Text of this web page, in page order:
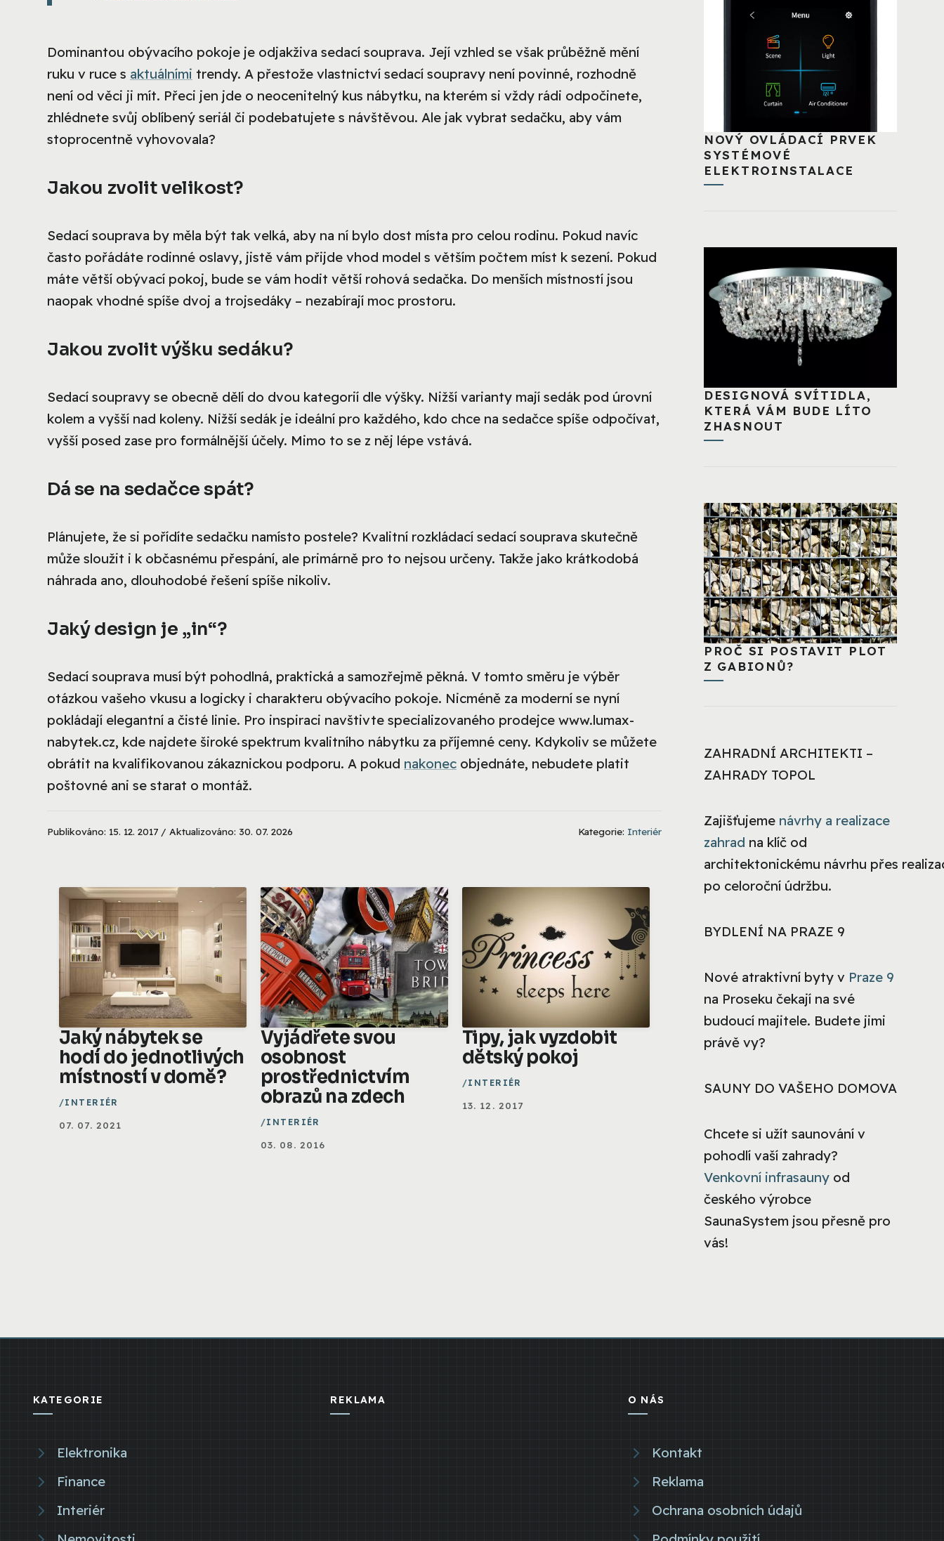
Dominantou obývacího pokoje je odjakživa sedací souprava. Její vzhled se však průběžně mění
ruku v ruce s aktuálními trendy. A přestože vlastnictví sedací soupravy není povinné, rozhodně
není od věci ji mít. Přeci jen jde o neocenitelný kus nábytku, na kterém si vždy rádi odpočinete,
zhlédnete svůj oblíbený seriál či podebatujete s návštěvou. Ale jak vybrat sedačku, aby vám
stoprocentně vyhovovala?
Jakou zvolit velikost?
Sedací souprava by měla být tak velká, aby na ní bylo dost místa pro celou rodinu. Pokud navíc
často pořádáte rodinné oslavy, jistě vám přijde vhod model s větším počtem míst k sezení. Pokud
máte větší obývací pokoj, bude se vám hodit větší rohová sedačka. Do menších místností jsou
naopak vhodné spíše dvoj a trojsedáky – nezabírají moc prostoru.
Jakou zvolit výšku sedáku?
Sedací soupravy se obecně dělí do dvou kategorií dle výšky. Nižší varianty mají sedák pod úrovní
kolem a vyšší nad koleny. Nižší sedák je ideální pro každého, kdo chce na sedačce spíše odpočívat,
vyšší posed zase pro formálnější účely. Mimo to se z něj lépe vstává.
Dá se na sedačce spát?
Plánujete, že si pořídíte sedačku namísto postele? Kvalitní rozkládací sedací souprava skutečně
může sloužit i k občasnému přespání, ale primárně pro to nejsou určeny. Takže jako krátkodobá
náhrada ano, dlouhodobé řešení spíše nikoliv.
Jaký design je „in“?
Sedací souprava musí být pohodlná, praktická a samozřejmě pěkná. V tomto směru je výběr
otázkou vašeho vkusu a logicky i charakteru obývacího pokoje. Nicméně za moderní se nyní
pokládají elegantní a čisté linie. Pro inspiraci navštivte specializovaného prodejce www.lumax-
nabytek.cz, kde najdete široké spektrum kvalitního nábytku za příjemné ceny. Kdykoliv se můžete
obrátit na kvalifikovanou zákaznickou podporu. A pokud nakonec objednáte, nebudete platit
poštovné ani se starat o montáž.
Publikováno: 15. 12. 2017 / Aktualizováno: 30. 07. 2026 Kategorie: Interiér
Jaký nábytek se
hodí do jednotlivých
místností v domě?
INTERIÉR
07. 07. 2021
Vyjádřete svou
osobnost
prostřednictvím
obrazů na zdech
INTERIÉR
03. 08. 2016
Tipy, jak vyzdobit
dětský pokoj
INTERIÉR
13. 12. 2017
NOVÝ OVLÁDACÍ PRVEK
SYSTÉMOVÉ
ELEKTROINSTALACE
DESIGNOVÁ SVÍTIDLA,
KTERÁ VÁM BUDE LÍTO
ZHASNOUT
PROČ SI POSTAVIT PLOT
Z GABIONŮ?
ZAHRADNÍ ARCHITEKTI –
ZAHRADY TOPOL
Zajišťujeme návrhy a realizace
zahrad na klíč od
architektonickému návrhu přes
po celoroční údržbu.
BYDLENÍ NA PRAZE 9
Nové atraktivní byty v Praze 9
na Proseku čekají na své
budoucí majitele. Budete jimi
právě vy?
SAUNY DO VAŠEHO DOMOVA
Chcete si užít saunování v
pohodlí vaší zahrady?
Venkovní infrasauny od
českého výrobce
SaunaSystem jsou přesně pro
vás!
KATEGORIE
Elektronika
Finance
Interiér
REKLAMA O NÁS
Kontakt
Reklama
Ochrana osobních údajů